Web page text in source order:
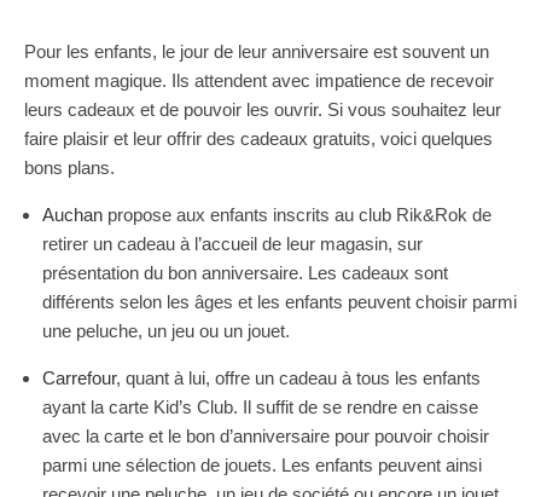
Pour les enfants, le jour de leur anniversaire est souvent un
moment magique. Ils attendent avec impatience de recevoir
leurs cadeaux et de pouvoir les ouvrir. Si vous souhaitez leur
faire plaisir et leur offrir des cadeaux gratuits, voici quelques
bons plans.
Auchan propose aux enfants inscrits au club Rik&Rok de
retirer un cadeau à l’accueil de leur magasin, sur
présentation du bon anniversaire. Les cadeaux sont
différents selon les âges et les enfants peuvent choisir parmi
une peluche, un jeu ou un jouet.
Carrefour, quant à lui, offre un cadeau à tous les enfants
ayant la carte Kid’s Club. Il suffit de se rendre en caisse
avec la carte et le bon d’anniversaire pour pouvoir choisir
parmi une sélection de jouets. Les enfants peuvent ainsi